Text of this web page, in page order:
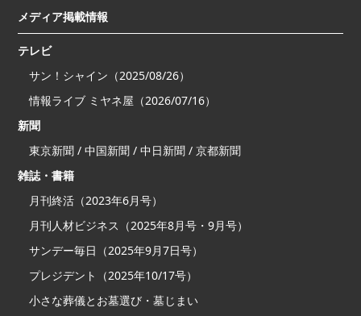
メディア掲載情報
テレビ
サン！シャイン（2025/08/26）
情報ライブ ミヤネ屋（2026/07/16）
新聞
東京新聞 / 中国新聞 / 中日新聞 / 京都新聞
雑誌・書籍
月刊終活（2023年6月号）
月刊人材ビジネス（2025年8月号・9月号）
サンデー毎日（2025年9月7日号）
プレジデント（2025年10/17号）
小さな葬儀とお墓選び・墓じまい